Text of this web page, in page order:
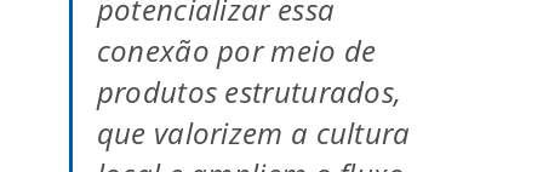
potencializar essa
conexão por meio de
produtos estruturados,
que valorizem a cultura